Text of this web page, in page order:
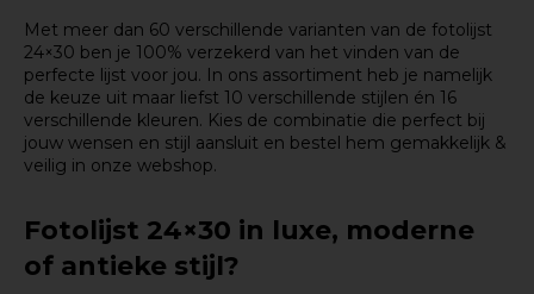
Met meer dan 60 verschillende varianten van de fotolijst
24×30 ben je 100% verzekerd van het vinden van de
perfecte lijst voor jou. In ons assortiment heb je namelijk
de keuze uit maar liefst 10 verschillende stijlen én 16
verschillende kleuren. Kies de combinatie die perfect bij
jouw wensen en stijl aansluit en bestel hem gemakkelijk &
veilig in onze webshop.
Fotolijst 24×30 in luxe, moderne
of antieke stijl?